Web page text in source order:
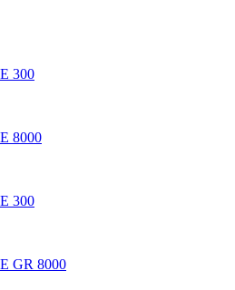
300
8000
300
GR 8000